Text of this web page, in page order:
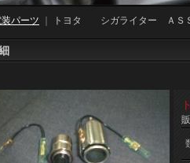
装パーツ トヨタ シガライター ＡＳ